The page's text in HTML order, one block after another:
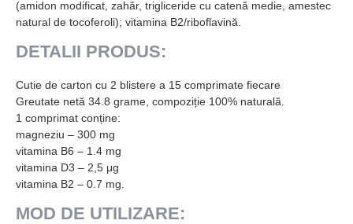
(amidon modificat, zahăr, trigliceride cu catenă medie, amestec
natural de tocoferoli); vitamina B2/riboflavină.
DETALII PRODUS:
Cutie de carton cu 2 blistere a 15 comprimate fiecare
Greutate netă 34.8 grame, compoziție 100% naturală.
1 comprimat conține:
magneziu – 300 mg
vitamina B6 – 1.4 mg
vitamina D3 – 2,5 μg
vitamina B2 – 0.7 mg.
MOD DE UTILIZARE: